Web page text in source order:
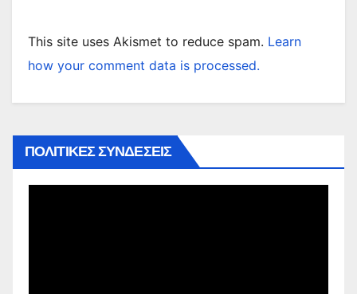
This site uses Akismet to reduce spam. Learn
how your comment data is processed.
ΠΟΛΙΤΙΚΕΣ ΣΥΝΔΕΣΕΙΣ